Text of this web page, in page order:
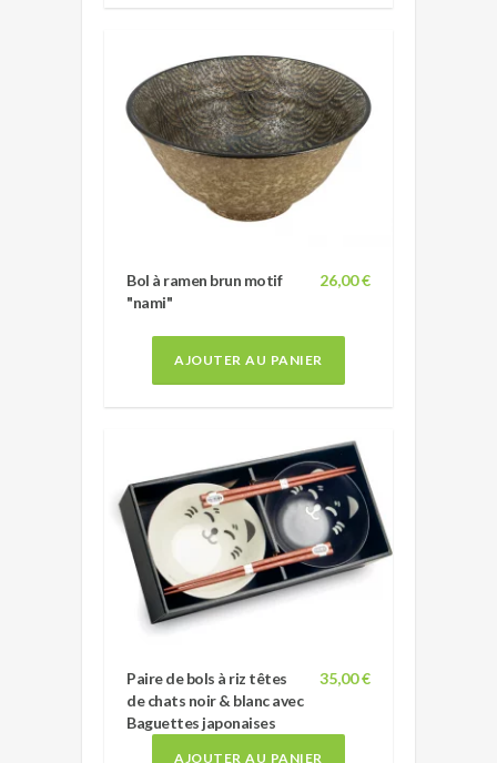
26,00 €
Bol à ramen brun motif
"nami"
AJOUTER AU PANIER
35,00 €
Paire de bols à riz têtes
de chats noir & blanc avec
Baguettes japonaises
AJOUTER AU PANIER